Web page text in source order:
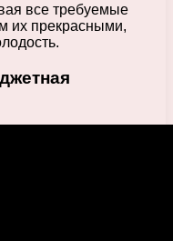
все требуемые
их прекрасными,